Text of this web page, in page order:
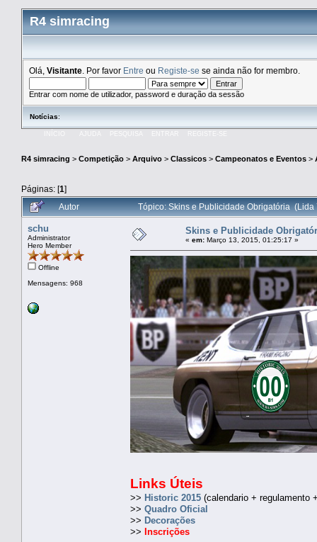
R4 simracing
Olá, Visitante . Por favor Entre ou Registe-se se ainda não for membro.
Entrar com nome de utilizador, password e duração da sessão
Notícias:
R4 simracing > Competição > Arquivo > Classicos > Campeonatos e Eventos >
Páginas: [1]
Autor
Tópico: Skins e Publicidade Obrigatória (Lida
schu
Administrator
Hero Member
Offline
Mensagens: 968
Skins e Publicidade
« em: Março 13, 2015, 01:25:17 »
Links Úteis
>> Historic 2015 (calendario + regulamento
>> Quadro Oficial
>> Decorações
>> Inscrições